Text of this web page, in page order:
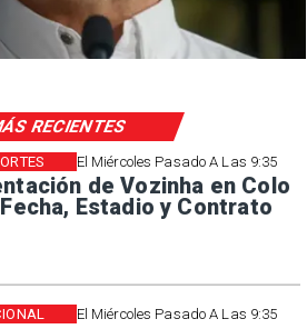
El Miércoles Pasado A Las 9:35
de Vozinha en Colo
Estadio y Contrato
El Miércoles Pasado A Las 9:35
RECIENTES